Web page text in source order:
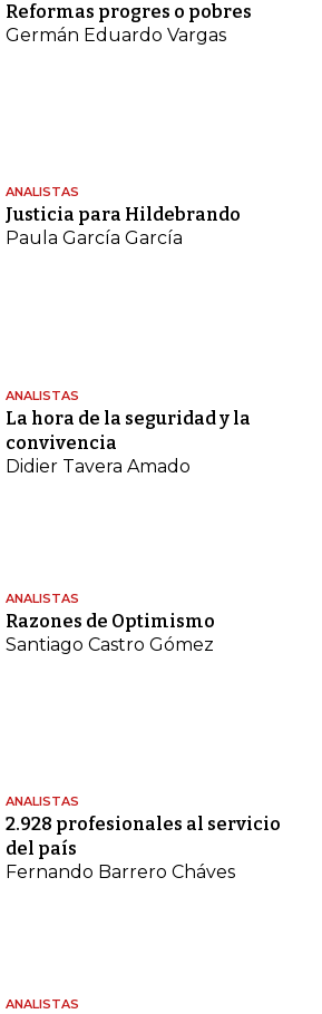
Reformas progres o pobres
Germán Eduardo Vargas
ANALISTAS
Justicia para Hildebrando
Paula García García
ANALISTAS
La hora de la seguridad y la
convivencia
Didier Tavera Amado
ANALISTAS
Razones de Optimismo
Santiago Castro Gómez
ANALISTAS
2.928 profesionales al servicio
del país
Fernando Barrero Cháves
ANALISTAS